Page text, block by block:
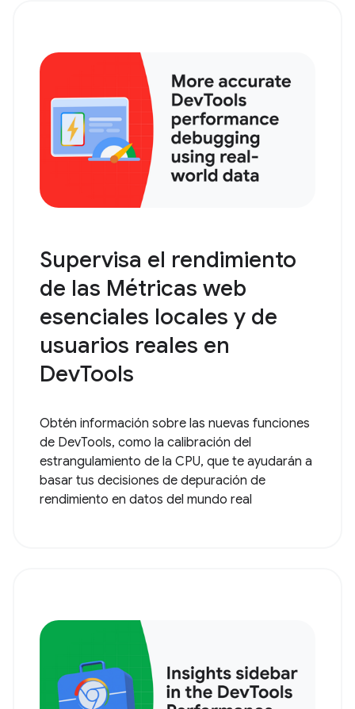
Supervisa el rendimiento
de las Métricas web
esenciales locales y de
usuarios reales en
DevTools
Obtén información sobre las nuevas funciones
de DevTools, como la calibración del
estrangulamiento de la CPU, que te ayudarán a
basar tus decisiones de depuración de
rendimiento en datos del mundo real